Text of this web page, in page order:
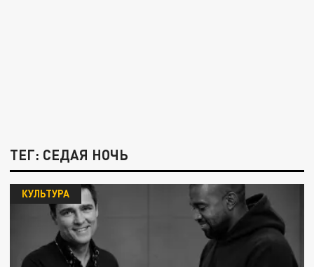
ТЕГ: СЕДАЯ НОЧЬ
КУЛЬТУРА